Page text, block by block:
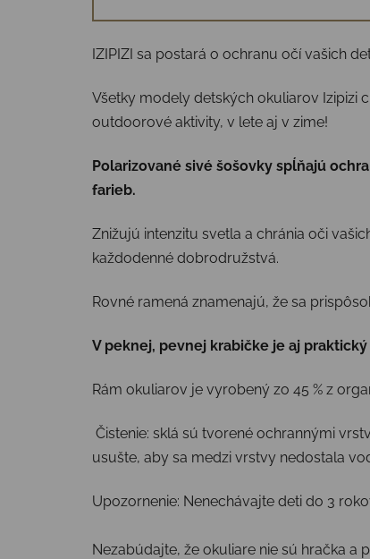
IZIPIZI sa postará o ochranu očí vašich
Všetky modely detských okuliarov Izipizi
outdoorové aktivity, v lete aj v zime!
Polarizované sivé šošovky spĺňajú
farieb.
Znižujú intenzitu svetla a chránia oči
každodenné dobrodružstvá.
Rovné ramená znamenajú, že sa
V peknej, pevnej krabičke je aj
Rám okuliarov je vyrobený zo 45 % z
Čistenie: sklá sú tvorené ochrannými
usušte, aby sa medzi vrstvy nedostala
Upozornenie: Nenechávajte deti do 3
Nezabúdajte, že okuliare nie sú hračka a